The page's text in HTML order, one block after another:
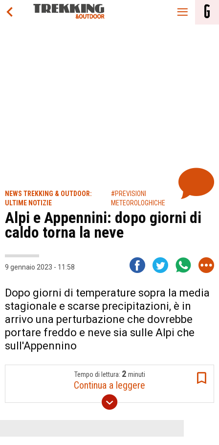
NEWS TREKKING & OUTDOOR:
ULTIME NOTIZIE
#PREVISIONI
METEOROLOGHICHE
Alpi e Appennini: dopo giorni di
caldo torna la neve
9 gennaio 2023 - 11:58
Dopo giorni di temperature sopra la media
stagionale e scarse precipitazioni, è in
arrivo una perturbazione che dovrebbe
portare freddo e neve sia sulle Alpi che
sull'Appennino
Tempo di lettura: 2 minuti
Continua a leggere